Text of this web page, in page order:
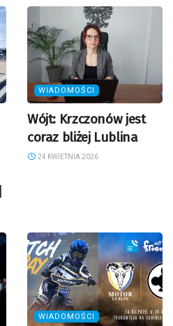
WIADOMOŚCI
Wójt: Krzczonów jest
coraz bliżej Lublina
24 KWIETNIA 2026
WIADOMOŚCI